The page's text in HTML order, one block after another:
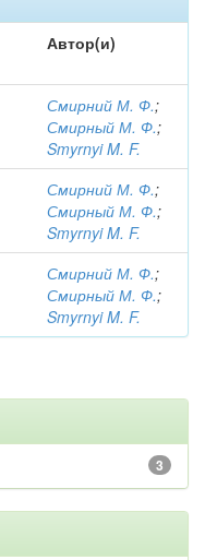
Автор(и)
Смирний М. Ф.;
Смирный М. Ф.;
Smyrnyi M. F.
Смирний М. Ф.;
Смирный М. Ф.;
Smyrnyi M. F.
Смирний М. Ф.;
Смирный М. Ф.;
Smyrnyi M. F.
3